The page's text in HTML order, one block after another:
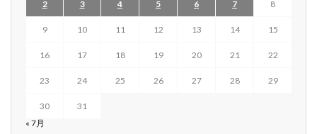
2 3 4 5 6 7 8
9 10 11 12 13 14 15
16 17 18 19 20 21 22
23 24 25 26 27 28 29
30
31
« 7月